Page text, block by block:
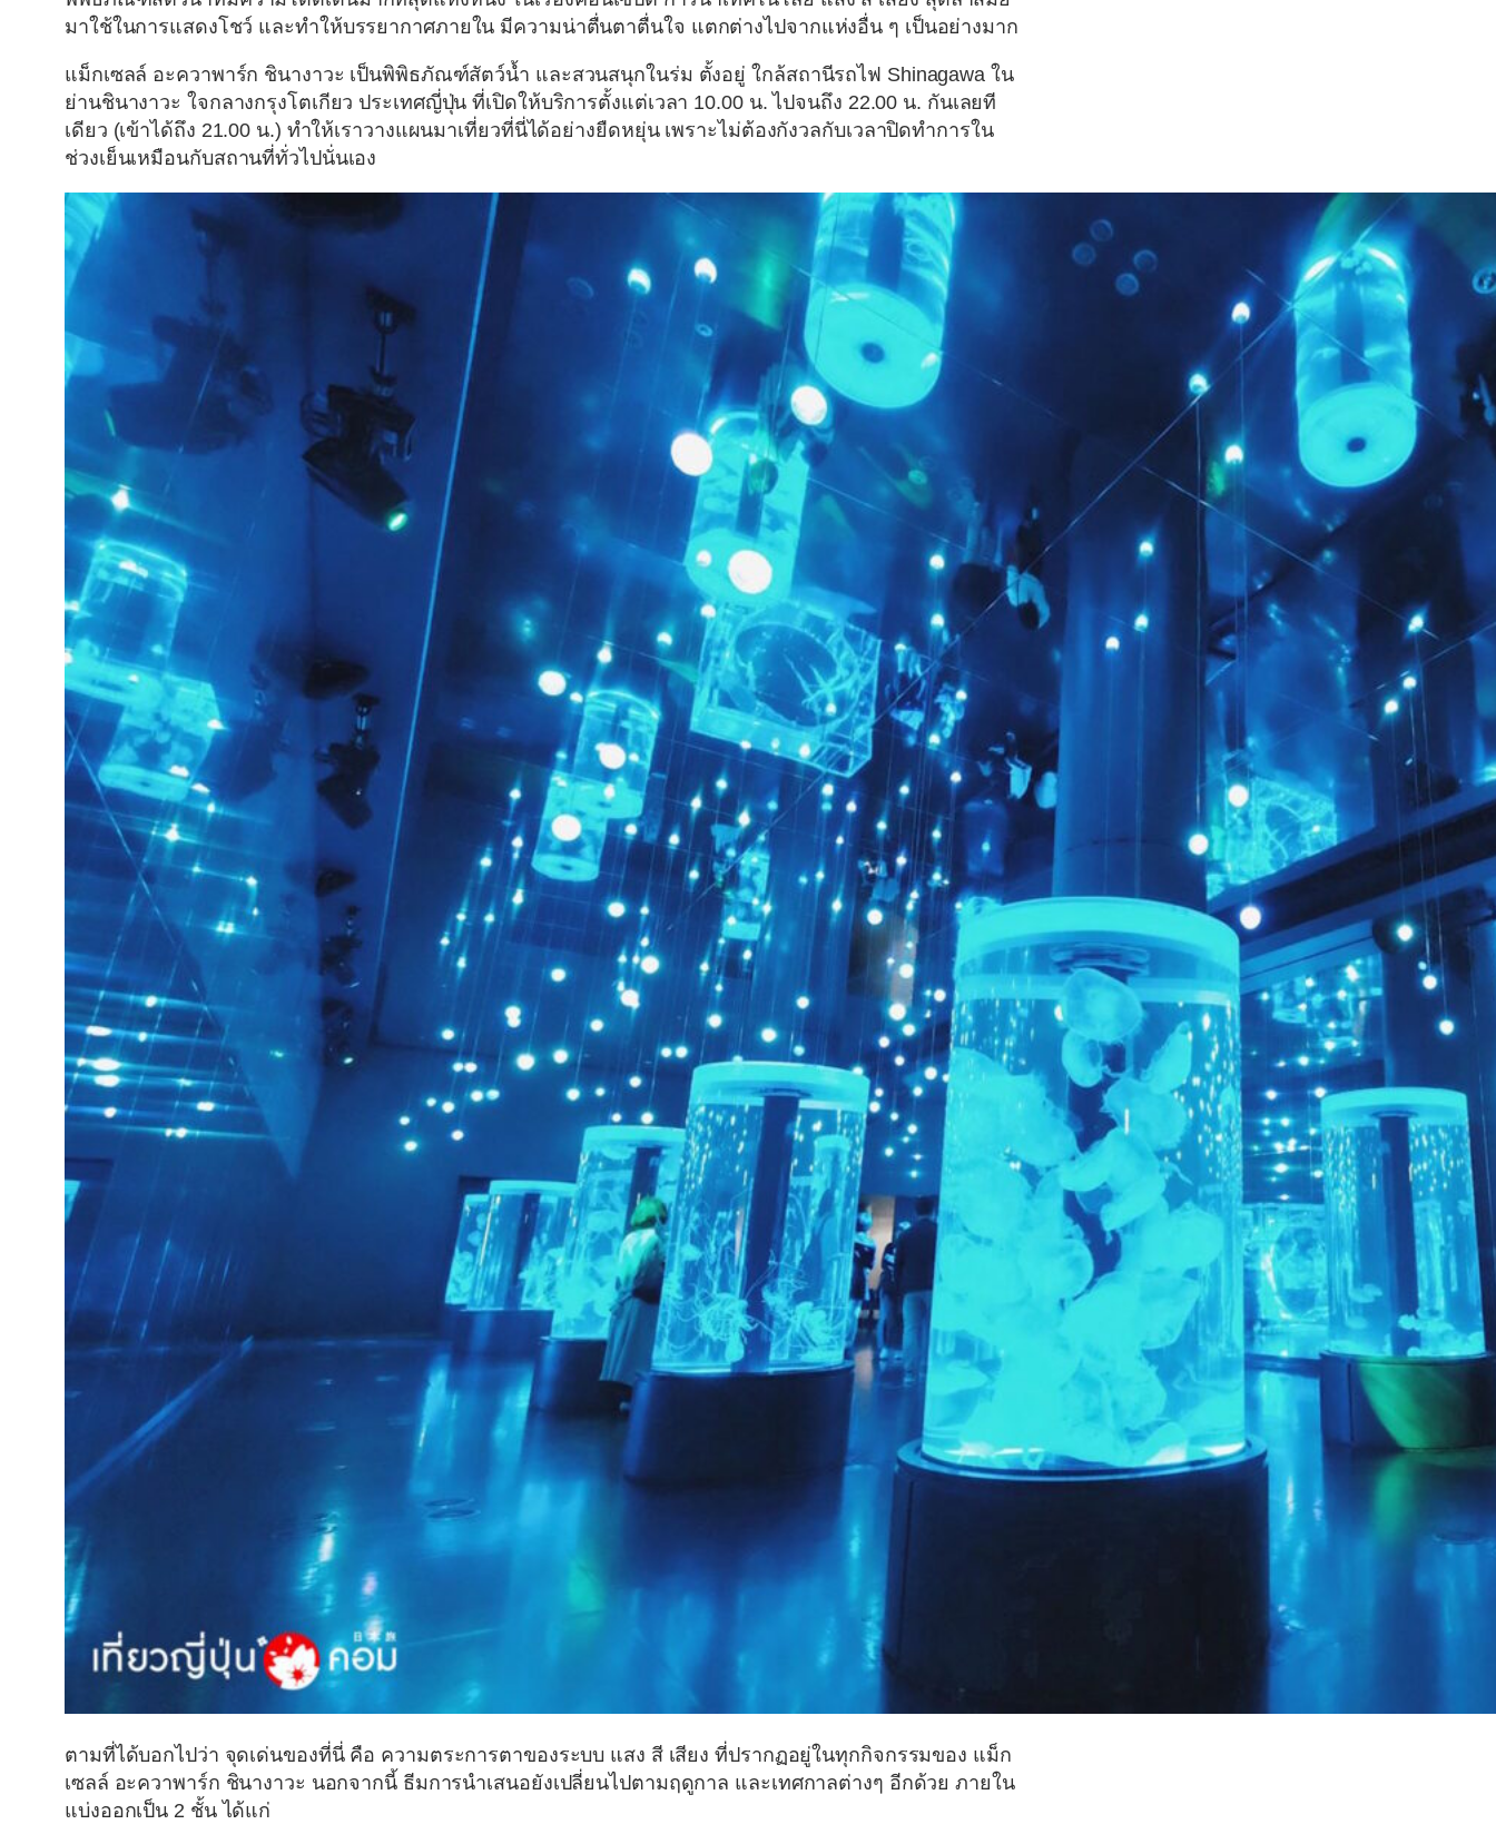
มาใช้ในการแสดงโชว์ และทำให้บรรยากาศภายใน มีความน่าตื่นตาตื่นใจ แตกต่างไปจากแห่งอื่น ๆ เป็นอย่างมาก
แม็กเซลล์ อะควาพาร์ก ชินางาวะ เป็นพิพิธภัณฑ์สัตว์น้ำ และสวนสนุกในร่ม ตั้งอยู่ ใกล้สถานีรถไฟ Shinagawa ใน
ย่านชินางาวะ ใจกลางกรุงโตเกียว ประเทศญี่ปุ่น ที่เปิดให้บริการตั้งแต่เวลา 10.00 น. ไปจนถึง 22.00 น. กันเลยที
เดียว (เข้าได้ถึง 21.00 น.) ทำให้เราวางแผนมาเที่ยวที่นี่ได้อย่างยืดหยุ่น เพราะไม่ต้องกังวลกับเวลาปิดทำการใน
ช่วงเย็นเหมือนกับสถานที่ทั่วไปนั่นเอง
ตามที่ได้บอกไปว่า จุดเด่นของที่นี่ คือ ความตระการตาของระบบ แสง สี เสียง ที่ปรากฏอยู่ในทุกกิจกรรมของ แม็ก
เซลล์ อะควาพาร์ก ชินางาวะ นอกจากนี้ ธีมการนำเสนอยังเปลี่ยนไปตามฤดูกาล และเทศกาลต่างๆ อีกด้วย ภายใน
แบ่งออกเป็น 2 ชั้น ได้แก่